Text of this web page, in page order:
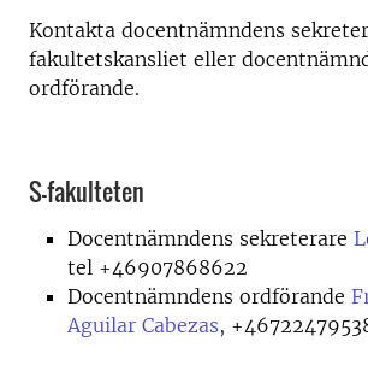
Kontakta docentnämndens
fakultetskansliet eller
ordförande.
S-fakulteten
Docentnämndens sekreterare
tel +46907868622
Docentnämndens ordförande
Aguilar Cabezas,